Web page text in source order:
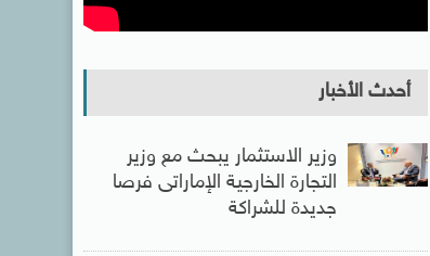
أحدث الأخبار
وزير الاستثمار يبحث مع وزير
التجارة الخارجية الإماراتى فرصا
جديدة للشراكة